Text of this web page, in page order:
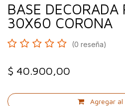
BASE DECORADA
30X60 CORONA
(0 reseña)
$ 40.900,00
Agregar al